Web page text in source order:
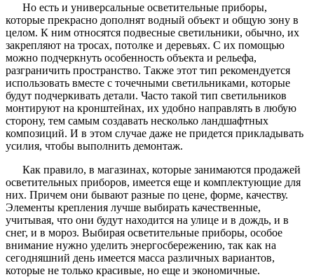
Но есть и универсальные осветительные приборы,
которые прекрасно дополнят водный объект и общую зону в
целом. К ним относятся подвесные светильники, обычно, их
закрепляют на тросах, потолке и деревьях. С их помощью
можно подчеркнуть особенность объекта и рельефа,
разграничить пространство. Также этот тип рекомендуется
использовать вместе с точечными светильниками, которые
будут подчеркивать детали. Часто такой тип светильников
монтируют на кронштейнах, их удобно направлять в любую
сторону, тем самым создавать несколько ландшафтных
композиций. И в этом случае даже не придется прикладывать
усилия, чтобы выполнить демонтаж.
Как правило, в магазинах, которые занимаются продажей
осветительных приборов, имеется еще и комплектующие для
них. Причем они бывают разные по цене, форме, качеству.
Элементы крепления лучше выбирать качественные,
учитывая, что они будут находится на улице и в дождь, и в
снег, и в мороз. Выбирая осветительные приборы, особое
внимание нужно уделить энергосбережению, так как на
сегодняшний день имеется масса различных вариантов,
которые не только красивые, но еще и экономичные.